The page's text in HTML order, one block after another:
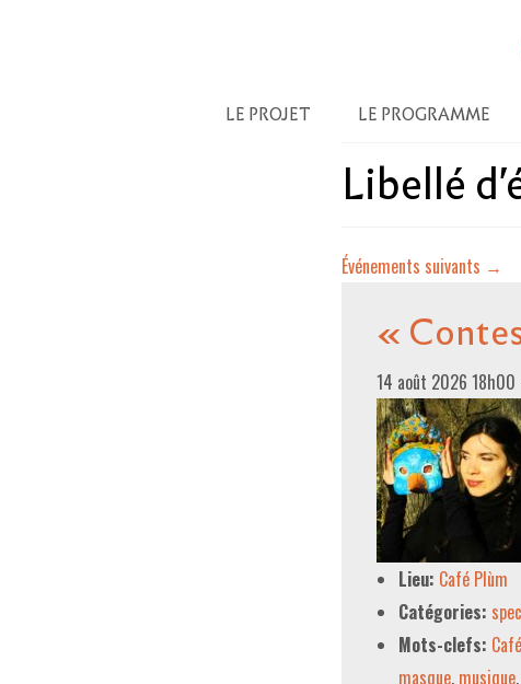
LE PROJET LE PROGRAMME
Libellé
Événements suivants →
«
14 août 2026 18h00
Lieu: Café Plùm
Catégories:
Mots-clefs:
masque, musique,